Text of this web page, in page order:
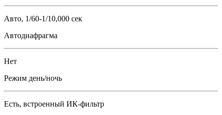
Авто, 1/60-1/10,000 сек
Автодиафрагма
Нет
Режим день/ночь
Есть, встроенный ИК-фильтр